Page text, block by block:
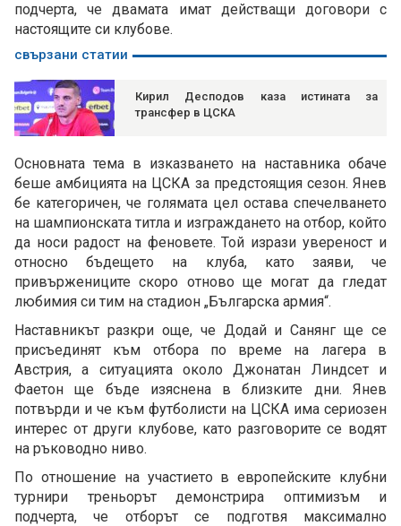
подчерта, че двамата имат действащи договори с
настоящите си клубове.
свързани статии
Кирил Десподов каза истината за
трансфер в ЦСКА
Основната тема в изказването на наставника обаче
беше амбицията на ЦСКА за предстоящия сезон. Янев
бе категоричен, че голямата цел остава спечелването
на шампионската титла и изграждането на отбор, който
да носи радост на феновете. Той изрази увереност и
относно бъдещето на клуба, като заяви, че
привържениците скоро отново ще могат да гледат
любимия си тим на стадион „Българска армия“.
Наставникът разкри още, че Додай и Санянг ще се
присъединят към отбора по време на лагера в
Австрия, а ситуацията около Джонатан Линдсет и
Фаетон ще бъде изяснена в близките дни. Янев
потвърди и че към футболисти на ЦСКА има сериозен
интерес от други клубове, като разговорите се водят
на ръководно ниво.
По отношение на участието в европейските клубни
турнири треньорът демонстрира оптимизъм и
подчерта, че отборът се подготвя максимално